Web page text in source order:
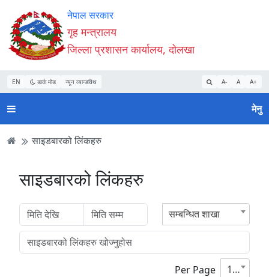
Accessibility
Mode
सुरु
गर्नुहोस्
सामाग्री
पढ्नुहाेस्
नेभिगेसन
पढ्नुहाेस्
वेबसाइट
खोजमा
जानुहोस्
नेपाल सरकार
गृह मन्त्रालय
जिल्ला प्रशासन कार्यालय, दोलखा
EN डार्क मोड न्यून व्यान्डविथ A- A A+
मेनु
साइडबारको लिंकहरु
साइडबारको लिंकहरु
सम्बन्धित शाखा
Per Page
10